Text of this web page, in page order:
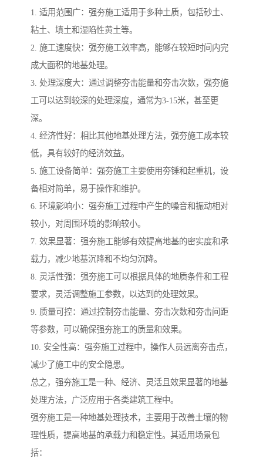
1. 适用范围广：强夯施工适用于多种土质，包括砂土、
粘土、填土和湿陷性黄土等。
2. 施工速度快：强夯施工效率高，能够在较短时间内完
成大面积的地基处理。
3. 处理深度大：通过调整夯击能量和夯击次数，强夯施
工可以达到较深的处理深度，通常为3-15米，甚至更
深。
4. 经济性好：相比其他地基处理方法，强夯施工成本较
低，具有较好的经济效益。
5. 施工设备简单：强夯施工主要使用夯锤和起重机，设
备相对简单，易于操作和维护。
6. 环境影响小：强夯施工过程中产生的噪音和振动相对
较小，对周围环境的影响较小。
7. 效果显著：强夯施工能够有效提高地基的密实度和承
载力，减少地基沉降和不均匀沉降。
8. 灵活性强：强夯施工可以根据具体的地质条件和工程
要求，灵活调整施工参数，以达到的处理效果。
9. 质量可控：通过控制夯击能量、夯击次数和夯击间距
等参数，可以确保强夯施工的质量和效果。
10. 安全性高：强夯施工过程中，操作人员远离夯击点，
减少了施工中的安全隐患。
总之，强夯施工是一种、经济、灵活且效果显著的地基
处理方法，广泛应用于各类建筑工程中。
强夯施工是一种地基处理技术，主要用于改善土壤的物
理性质，提高地基的承载力和稳定性。其适用场景包
括：